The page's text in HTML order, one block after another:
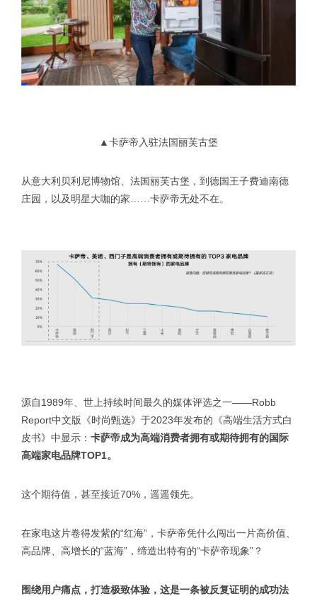
▲卡萨帝入驻法国丽芙古堡
从意大利贝利尼博物馆、法国丽芙古堡，到德国王子费迪南德
庄园，以及明星大咖的家……卡萨帝无处不在。
源自1989年、世上持续时间最久的媒体评选之一——Robb
Report中文版《时尚甄选》于2023年发布的《高端生活方式白
皮书》中显示： 卡萨帝成为高端消费者拥有或期待拥有的国际
高端家电品牌TOP1。
这个期待值，甚至接近70%，遥遥领先。
在家电这片卷得发紫的“红海”，卡萨帝凭什么闯出一片高价值、
高品牌、高增长的“蓝海”，缔造出特有的“卡萨帝现象”？
围绕用户痛点，打造极致体验，这是一条被反复证明的成功法